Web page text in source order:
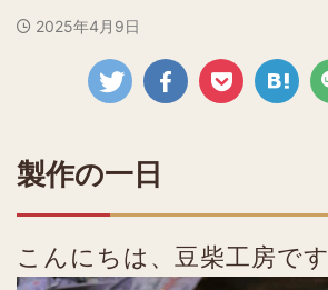
2025年4月9日
製作の一日
こんにちは、豆柴工房です